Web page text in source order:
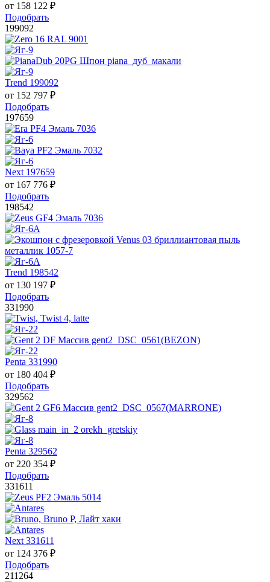
от 158 122 ₽
Подобрать
199092
Trend 199092
от 152 797 ₽
Подобрать
197659
Next 197659
от 167 776 ₽
Подобрать
198542
Trend 198542
от 130 197 ₽
Подобрать
331990
Penta 331990
от 180 404 ₽
Подобрать
329562
Penta 329562
от 220 354 ₽
Подобрать
331611
Next 331611
от 124 376 ₽
Подобрать
211264